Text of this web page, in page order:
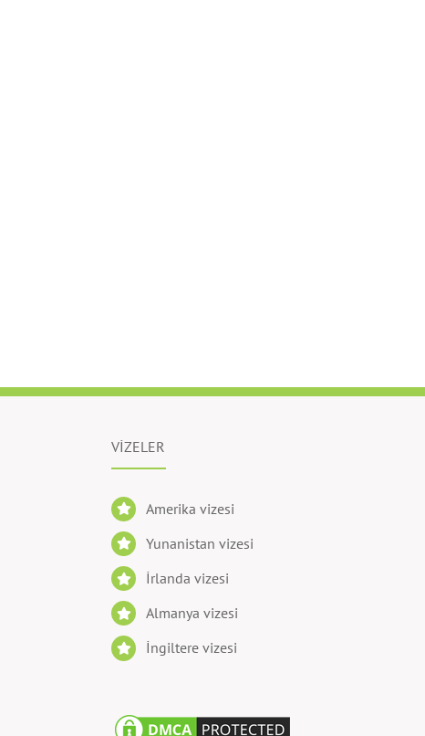
VİZELER
Amerika vizesi
Yunanistan vizesi
İrlanda vizesi
Almanya vizesi
İngiltere vizesi